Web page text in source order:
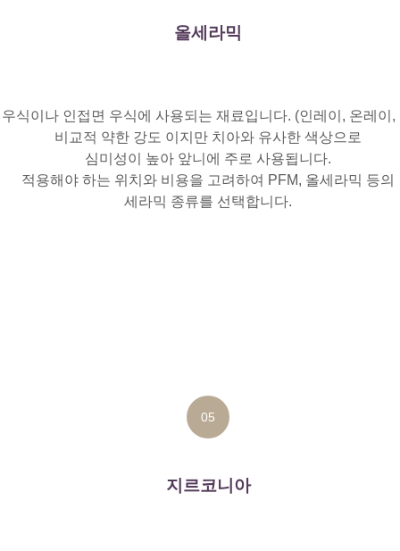
올세라믹
식이나 인접면 우식에 사용되는 재료입니다. (인레이, 온레이,
비교적 약한 강도 이지만 치아와 유사한 색상으로
심미성이 높아 앞니에 주로 사용됩니다.
적용해야 하는 위치와 비용을 고려하여 PFM, 올세라믹 등의
세라믹 종류를 선택합니다.
05
지르코니아